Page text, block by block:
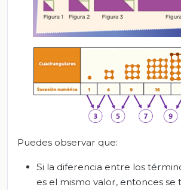
Puedes observar que:
Si la diferencia entre los
es el mismo valor, entonces se